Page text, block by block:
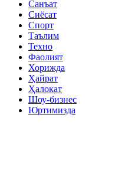
Санъат
Сиёсат
Спорт
Таълим
Техно
Фаолият
Хорижда
Ҳайрат
Ҳалокат
Шоу-бизнес
Юртимизда